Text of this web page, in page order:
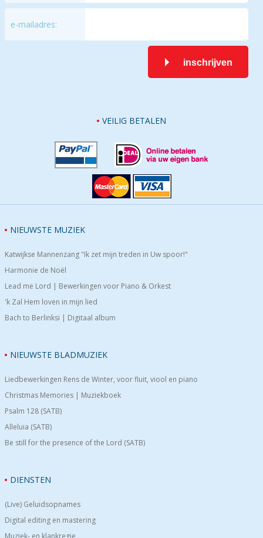
e-mailadres:
inschrijven
VEILIG BETALEN
NIEUWSTE MUZIEK
Katwijkse Mannenzang "Ik zet mijn treden in Uw spoor!"
Harmonie de Noël
Lead me Lord | Bewerkingen voor Piano & Orkest
'k Zal Hem loven in mijn lied
Bach to Berlinksi | Digitaal album
NIEUWSTE BLADMUZIEK
Liedbewerkingen Rens de Winter, voor fluit, viool en piano
Christmas Memories | Muziekboek
Psalm 128 (SATB)
Alleluia (SATB)
Be still for the presence of the Lord (SATB)
DIENSTEN
(Live) Geluidsopnames
Digital editing en mastering
Muziek- en klankregie